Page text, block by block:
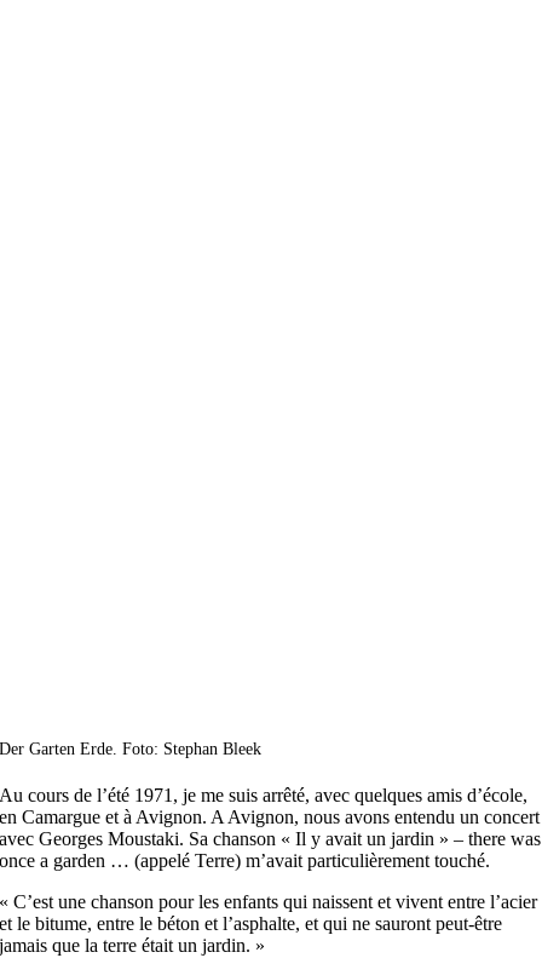
Der Garten Erde. Foto: Stephan Bleek
Au cours de l’été 1971, je me suis arrêté, avec quelques amis d’école,
en Camargue et à Avignon. A Avignon, nous avons entendu un concert
avec Georges Moustaki. Sa chanson « Il y avait un jardin » – there was
once a garden … (appelé Terre) m’avait particulièrement touché.
« C’est une chanson pour les enfants qui naissent et vivent entre l’acier
et le bitume, entre le béton et l’asphalte, et qui ne sauront peut-être
jamais que la terre était un jardin. »